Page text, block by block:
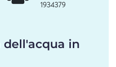
1934379
in